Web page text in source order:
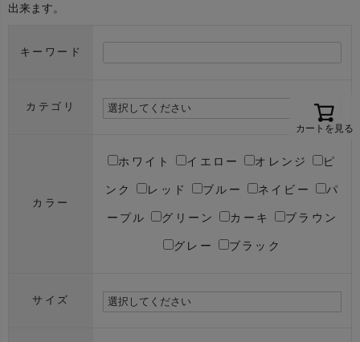
カートを見る
出来ます。
キーワード
カテゴリ
カラー
ホワイト イエロー オレンジ ピ
ンク レッド ブルー ネイビー パ
ープル グリーン カーキ ブラウン
グレー ブラック
サイズ